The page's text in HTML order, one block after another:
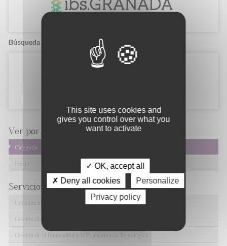
Búsqueda de candidatos
Ver por...
Categoría
Fecha
Servicios de FIBAO
Consulta nuestras Ofertas Tecnológicas
Gestión de Ensayos Clínicos y Estudios Observacionales
Gestión de la Innovación y la Transferencia Tecnológica
This site uses cookies and
gives you control over what you
want to activate
✓ OK, accept all
✗ Deny all cookies
Personalize
Privacy policy